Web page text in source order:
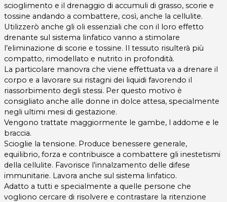
scioglimento e il drenaggio di accumuli di grasso, scorie e
tossine andando a combattere, così, anche la cellulite.
Utilizzerò anche gli oli essenziali che con il loro effetto
drenante sul sistema linfatico vanno a stimolare
l’eliminazione di scorie e tossine. Il tessuto risulterà più
compatto, rimodellato e nutrito in profondità.
La particolare manovra che viene effettuata va a drenare il
corpo e a lavorare sui ristagni dei liquidi favorendo il
riassorbimento degli stessi. Per questo motivo è
consigliato anche alle donne in dolce attesa, specialmente
negli ultimi mesi di gestazione.
Vengono trattate maggiormente le gambe, l addome e le
braccia.
Scioglie la tensione. Produce benessere generale,
equilibrio, forza e contribuisce a combattere gli inestetismi
della cellulite. Favorisce l’innalzamento delle difese
immunitarie. Lavora anche sul sistema linfatico.
Adatto a tutti e specialmente a quelle persone che
vogliono cercare di risolvere e contrastare la ritenzione